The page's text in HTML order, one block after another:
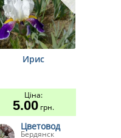
Ирис
Ціна:
5.00грн.
Цветовод
Бердянск